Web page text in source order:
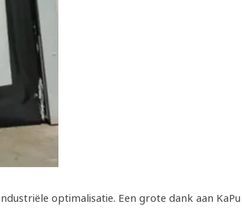
optimalisatie. Een grote dank aan KaPu